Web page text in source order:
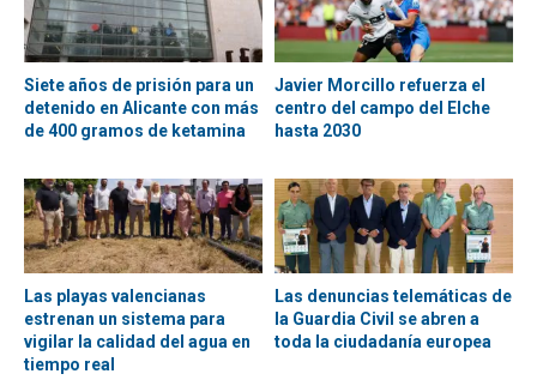
Siete años de prisión para un
detenido en Alicante con más
de 400 gramos de ketamina
Javier Morcillo refuerza el
centro del campo del Elche
hasta 2030
Las playas valencianas
estrenan un sistema para
vigilar la calidad del agua en
tiempo real
Las denuncias telemáticas de
la Guardia Civil se abren a
toda la ciudadanía europea